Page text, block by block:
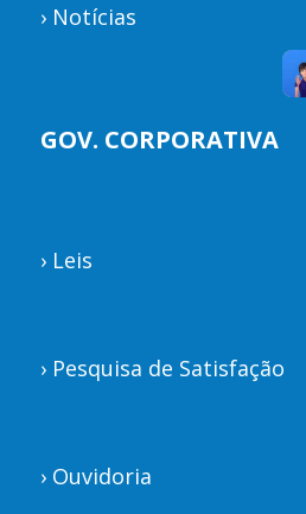
› Notícias
GOV. CORPORATIVA
› Leis
› Pesquisa de Satisfação
› Ouvidoria